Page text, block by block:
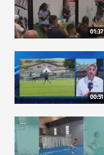
01:37
00:51